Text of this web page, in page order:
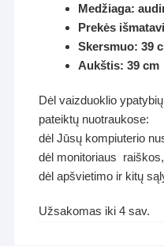
Medžiaga:
Prekės
Skersmuo: 39
Aukštis: 39
Dėl vaizduoklio
pateiktų nuotraukose:
dėl Jūsų kompiuterio
dėl monitoriaus raiškos,
dėl apšvietimo ir kitų
Užsakomas iki 4 sav.